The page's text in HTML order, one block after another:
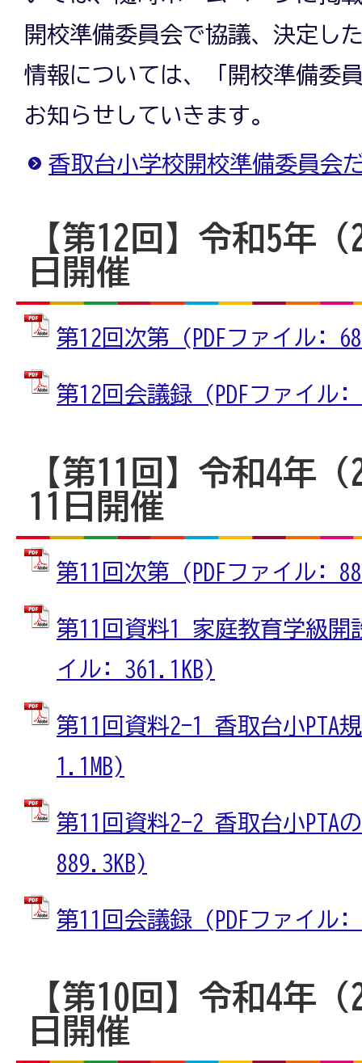
開校準備委員会で協議、決定し
情報については、「開校準備委
お知らせしていきます。
香取台小学校開校準備委員会
【第12回】令和5年
日開催
第12回次第 (PDFファイル:
第12回会議録 (PDFファイル:
【第11回】令和4年
11日開催
第11回次第 (PDFファイル:
第11回資料1 家庭教育学級開
イル: 361.1KB)
第11回資料2-1 香取台小PTA
1.1MB)
第11回資料2-2 香取台小PTA
889.3KB)
第11回会議録 (PDFファイル:
【第10回】令和4年
日開催